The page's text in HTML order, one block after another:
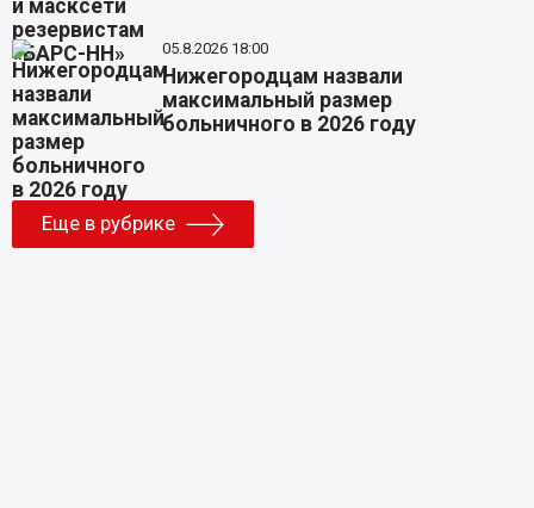
05.8.2026 18:00
Нижегородцам назвали
максимальный размер
больничного в 2026 году
Еще в рубрике